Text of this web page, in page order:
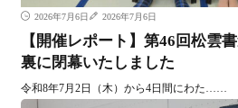
2026年7月6日 2026年7月6日
【開催レポート】第46回松雲
裏に閉幕いたしました
令和8年7月2日（木）から4日間にわた……